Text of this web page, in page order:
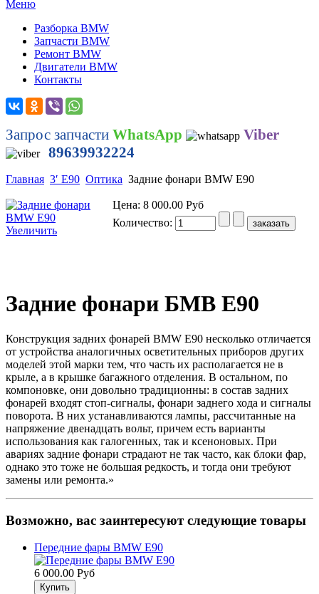
Меню
Разборка BMW
Запчасти BMW
Ремонт BMW
Двигатели BMW
Контакты
Запрос запчасти WhatsApp
Viber
89639932224
Главная 3′ E90 Оптика Задние фонари BMW E90
Увеличить
Цена: 8 000.00 Руб
Количество:
Задние фонари БМВ Е90
Конструкция задних фонарей BMW E90 несколько отличается
от устройства аналогичных осветительных приборов других
моделей этой марки тем, что часть их располагается не в
крыле, а в крышке багажного отделения. В остальном, по
компоновке, они довольно традиционны: в состав задних
фонарей входят стоп-сигналы, фонари заднего хода и сигналы
поворота. В них устанавливаются лампы, рассчитанные на
напряжение двенадцать вольт, причем есть варианты
использования как галогенных, так и ксеноновых. При
авариях задние фонари страдают не так часто, как блоки фар,
однако это тоже не большая редкость, и тогда они требуют
замены или ремонта.»
Возможно, вас заинтересуют следующие товары
Передние фары BMW E90
6 000.00 Руб